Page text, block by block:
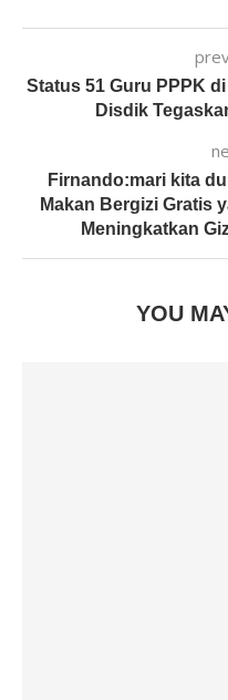
Status 51 Guru PPPK
Disdik
Firnando:mari kita
Makan Bergizi Gratis
Meningkatkan
YOU